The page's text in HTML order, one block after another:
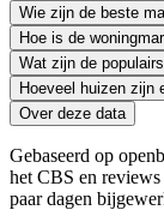
Wie zijn de beste
Hoe is de
Wat zijn de
Hoeveel huizen zijn
Over deze data
Gebaseerd op
het CBS en
paar dagen